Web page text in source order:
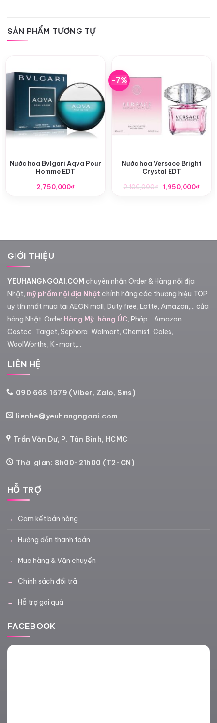
SẢN PHẨM TƯƠNG TỰ
Nước hoa Bvlgari Aqva Pour
Homme EDT
2,750,000₫
-7%
Nước hoa Versace Bright
Crystal EDT
2,100,000₫
Giá
1,950,000₫Giá
GIỚI THIỆU
YEUHANGNGOAI.COM chuyên nhận Order & Hàng nội địa
Nhật, mỹ phẩm nội địa Nhật chính hãng các thương hiệu TOP
uy tín nhất mua tại AEON mall, Duty free, Lotte, Amazon,... cửa
hàng Nhật. Order Hàng Mỹ, hàng ÚC, Pháp,...Amazon,
Costco, Target, Sephora, Walmart, Chemist, Coles,
WoolWorths, K-mart,...
LIÊN HỆ
090 668 1579 (Viber, Zalo, Sms)
lienhe@yeuhangngoai.com
Trần Văn Dư, P. Tân Bình, HCMC
Thời gian: 8h00-21h00 (T2-CN)
HỖ TRỢ
Cam kết bán hàng
Hướng dẫn thanh toán
Mua hàng & Vận chuyển
Chính sách đổi trả
Hỗ trợ gói quà
FACEBOOK